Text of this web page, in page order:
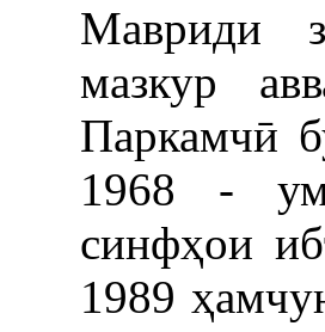
Мавриди
мазкур
Паркамчӣ
1968 - ум
синфҳои
1989